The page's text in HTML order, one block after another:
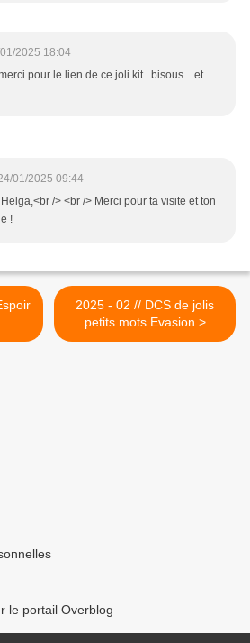
2025 18:04
pour le lien de ce joli kit...bisous... et
01/2025 09:44
/> <br /> Merci pour ta visite et ton
!
d'Espoir
2025 - 02 // DCS de jolis
petits mots Evasion >
le portail Overblog